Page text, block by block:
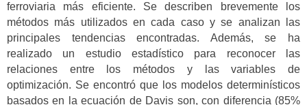
ferroviaria más eficiente. Se describen brevemente los
métodos más utilizados en cada caso y se analizan las
principales tendencias encontradas. Además, se ha
realizado un estudio estadístico para reconocer las
relaciones entre los métodos y las variables de
optimización. Se encontró que los modelos determinísticos
basados en la ecuación de Davis son, con diferencia (85%